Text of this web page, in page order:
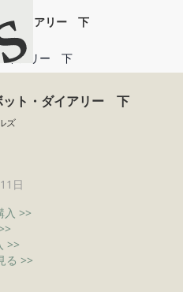
・ダイアリー 下
イアリー 下
ット・ダイアリー 下
ズ
日
入 >>
>>
る >>